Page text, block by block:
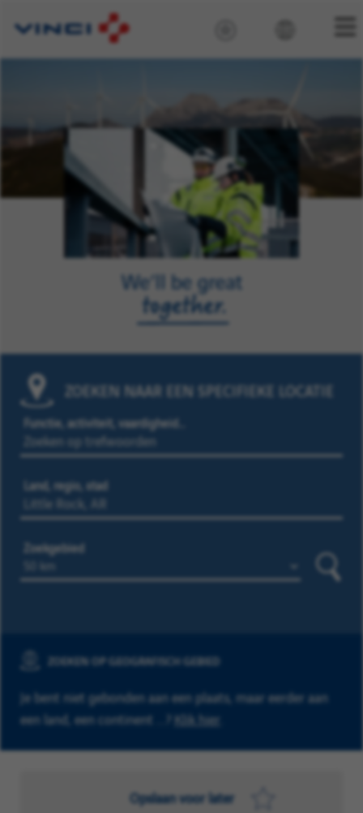
ZOEKEN NAAR EEN SPECIFIEKE LOCATIE
Functie, activiteit, vaardigheid…
Land, regio, stad
Zoekgebied
ZOEKEN OP GEOGRAFISCH GEBIED
Je bent niet gebonden aan een plaats, maar eerder aan
een land, een continent ...? Klik hier
Opslaan voor later